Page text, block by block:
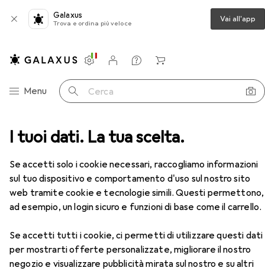
I tuoi dati. La tua scelta.
Se accetti solo i cookie necessari, raccogliamo informazioni
sul tuo dispositivo e comportamento d'uso sul nostro sito
web tramite cookie e tecnologie simili. Questi permettono,
ad esempio, un login sicuro e funzioni di base come il carrello.
Se accetti tutti i cookie, ci permetti di utilizzare questi dati
per mostrarti offerte personalizzate, migliorare il nostro
negozio e visualizzare pubblicità mirata sul nostro e su altri
Galaxus
Trova e ordina più veloce Vai all'app
Categoria Navigazione
Menu Cerca
Impostazioni
Conto cliente
Liste di confronto
Liste dei desideri
Carrello
Scarpe da lavoro Atlas Scarpa bassa di sicurezza S1P
EUR
161,31 anziché EUR
171,66
AtlasScarpa bassa di sicurezza S1P
6 dimensioni
Accessori per Atlas Scarpa bassa
di sicurezza S1P